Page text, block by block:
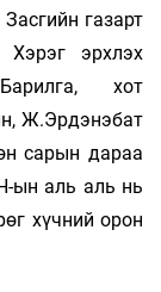
газарт
эрхлэх
хот
Ж.Эрдэнэбат
сарын дараа
ын аль аль нь
хүчний орон